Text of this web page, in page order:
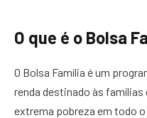
O que é o Bolsa
O Bolsa Família é um
renda destinado às
extrema pobreza em todo